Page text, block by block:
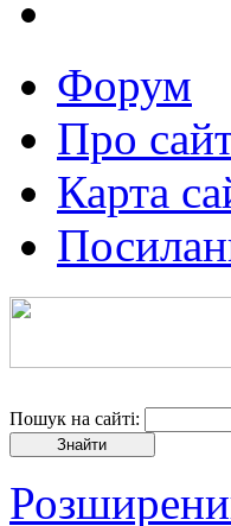
Форум
Про
Карта
Пошук на сайті: